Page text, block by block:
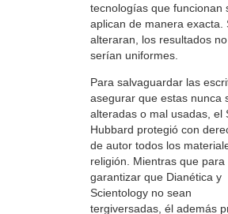
tecnologías que funcionan
aplican de manera exacta.
alteraran, los resultados no
serían uniformes.
Para salvaguardar las
asegurar que estas nunca
alteradas o mal usadas, el
Hubbard protegió con
de autor todos los
religión. Mientras que para
garantizar que Dianética y
Scientology no sean
tergiversadas, él además